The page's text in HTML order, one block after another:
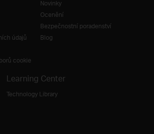
údajů
cookie
Novinky
Ocenění
Bezpečnostní poradenství
Blog
Learning Center
Technology Library